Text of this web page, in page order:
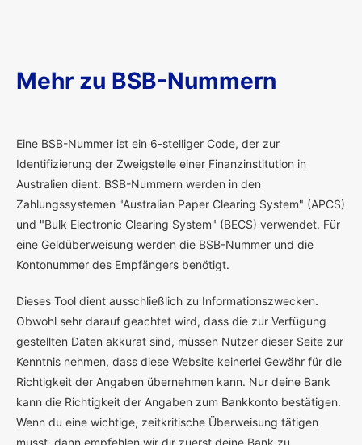
Mehr zu BSB-Nummern
Eine BSB-Nummer ist ein 6-stelliger Code, der zur
Identifizierung der Zweigstelle einer Finanzinstitution in
Australien dient. BSB-Nummern werden in den
Zahlungssystemen "Australian Paper Clearing System" (APCS)
und "Bulk Electronic Clearing System" (BECS) verwendet. Für
eine Geldüberweisung werden die BSB-Nummer und die
Kontonummer des Empfängers benötigt.
Dieses Tool dient ausschließlich zu Informationszwecken.
Obwohl sehr darauf geachtet wird, dass die zur Verfügung
gestellten Daten akkurat sind, müssen Nutzer dieser Seite zur
Kenntnis nehmen, dass diese Website keinerlei Gewähr für die
Richtigkeit der Angaben übernehmen kann. Nur deine Bank
kann die Richtigkeit der Angaben zum Bankkonto bestätigen.
Wenn du eine wichtige, zeitkritische Überweisung tätigen
musst, dann empfehlen wir dir zuerst deine Bank zu